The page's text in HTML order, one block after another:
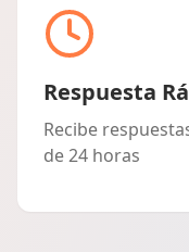
Respuesta
Recibe
de 24 horas